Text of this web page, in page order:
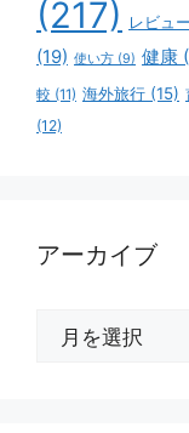
(217)
レビュー
(19) 使い方 (9) 健康
較 (11) 海外旅行 (15)
(12)
アーカイブ